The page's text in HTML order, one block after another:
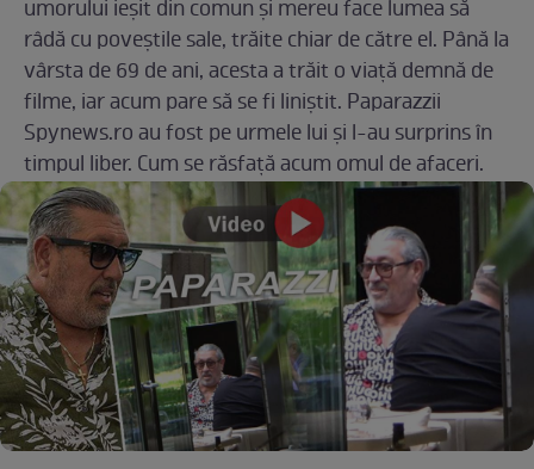
umorului ieșit din comun și mereu face lumea să
râdă cu poveștile sale, trăite chiar de către el. Până la
vârsta de 69 de ani, acesta a trăit o viață demnă de
filme, iar acum pare să se fi liniștit. Paparazzii
Spynews.ro au fost pe urmele lui și l-au surprins în
timpul liber. Cum se răsfață acum omul de afaceri.